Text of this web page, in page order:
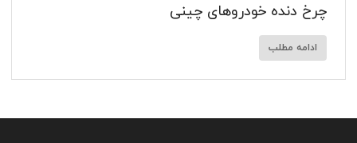
چرخ دنده خودروهای چینی
ادامه مطلب